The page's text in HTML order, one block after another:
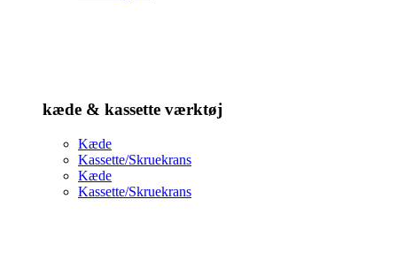
kæde & kassette værktøj
Kæde
Kassette/Skruekrans
Kæde
Kassette/Skruekrans